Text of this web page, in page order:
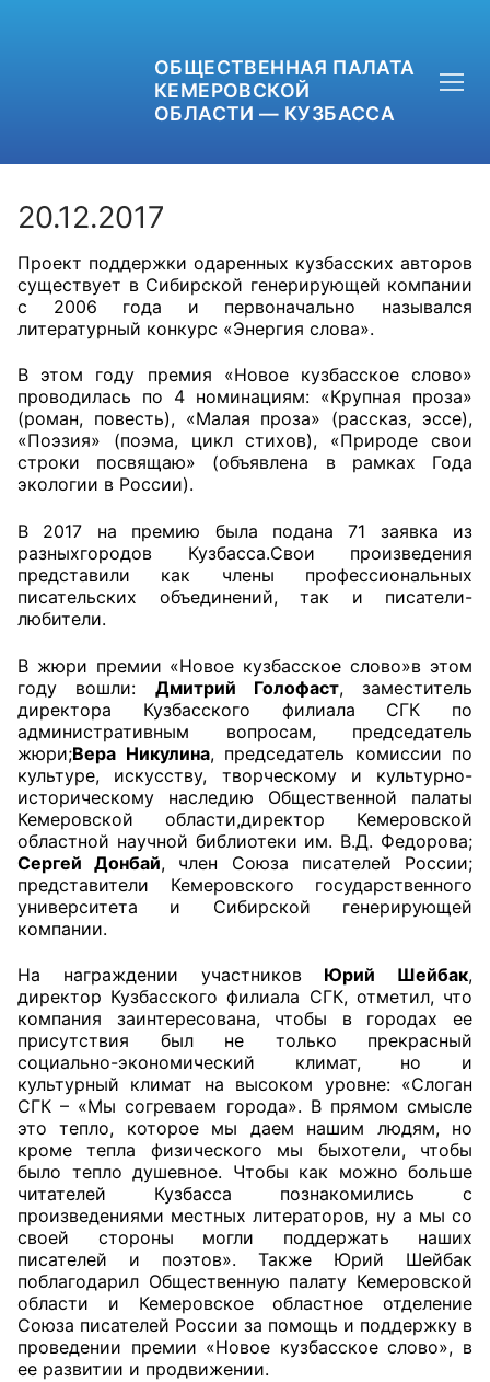
ОБЩЕСТВЕННАЯ ПАЛАТА
КЕМЕРОВСКОЙ
ОБЛАСТИ — КУЗБАССА
+7 (3842) 58-82-40
OPKO42@BK.RU
ОБРАТНАЯ СВЯЗЬ
Главная
Общественные советы
Общественные советы при территориальных
органах федеральных органов
исполнительной власти
Общественные советы по проведению
независимой оценки качества условий
оказания услуг
О Палате
Структура Палаты
Комиссии
Экспертный совет ОП КО
Совет ОП КО
Общественный штаб
Члены ОП КО
Документы ОП КО
Регламент ОП КО
Кодекс этики ОП КО
Положения
Соглашения
20.12.2017
Проект поддержки одаренных кузбасских авторов
существует в Сибирской генерирующей компании
с 2006 года и первоначально назывался
литературный конкурс «Энергия слова».
В этом году премия «Новое кузбасское слово»
проводилась по 4 номинациям: «Крупная проза»
(роман, повесть), «Малая проза» (рассказ, эссе),
«Поэзия» (поэма, цикл стихов), «Природе свои
строки посвящаю» (объявлена в рамках Года
экологии в России).
В 2017 на премию была подана 71 заявка из
разныхгородов Кузбасса.Свои произведения
представили как члены профессиональных
писательских объединений, так и писатели-
любители.
В жюри премии «Новое кузбасское слово»в этом
году вошли: Дмитрий Голофаст, заместитель
директора Кузбасского филиала СГК по
административным вопросам, председатель
жюри;Вера Никулина, председатель комиссии по
культуре, искусству, творческому и культурно-
историческому наследию Общественной палаты
Кемеровской области,директор Кемеровской
областной научной библиотеки им. В.Д. Федорова;
Сергей Донбай, член Союза писателей России;
представители Кемеровского государственного
университета и Сибирской генерирующей
компании.
На награждении участников Юрий Шейбак,
директор Кузбасского филиала СГК, отметил, что
компания заинтересована, чтобы в городах ее
присутствия был не только прекрасный
социально-экономический климат, но и
культурный климат на высоком уровне: «Слоган
СГК – «Мы согреваем города». В прямом смысле
это тепло, которое мы даем нашим людям, но
кроме тепла физического мы быхотели, чтобы
было тепло душевное. Чтобы как можно больше
читателей Кузбасса познакомились с
произведениями местных литераторов, ну а мы со
своей стороны могли поддержать наших
писателей и поэтов». Также Юрий Шейбак
поблагодарил Общественную палату Кемеровской
области и Кемеровское областное отделение
Союза писателей России за помощь и поддержку в
проведении премии «Новое кузбасское слово», в
ее развитии и продвижении.